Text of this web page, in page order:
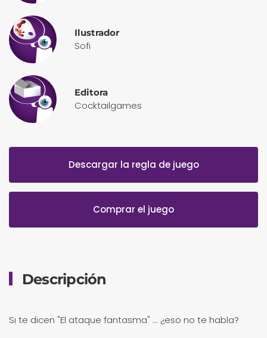
Ilustrador
Sofi
Editora
Cocktailgames
Descargar la regla de juego
Comprar el juego
Descripción
Si te dicen "El ataque fantasma" ... ¿eso no te habla?